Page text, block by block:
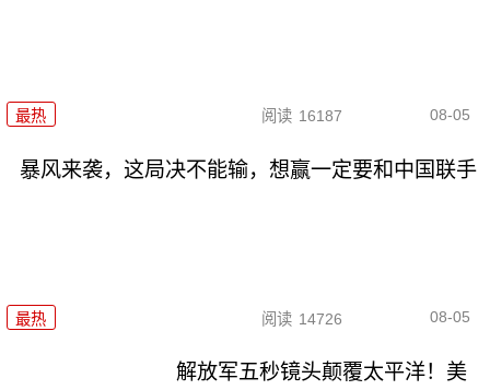
最热 阅读 16187 08-05
暴风来袭，这局决不能输，想赢一定要和中国联手
最热 阅读 14726 08-05
解放军五秒镜头颠覆太平洋！美